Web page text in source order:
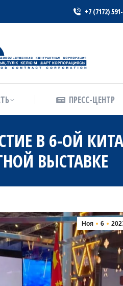
+7 (7172)
ПРЕСС-ЦЕНТР
В 6-ОЙ
ВЫСТАВКЕ
Ноя 6
ПРЕСС-ЦЕНТР